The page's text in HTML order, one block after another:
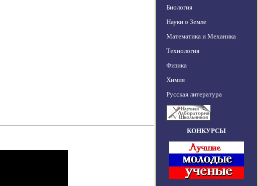
Биология
Науки о Земле
Математика и Механика
Технология
Физика
Химия
Русская литература
КОНКУРСЫ